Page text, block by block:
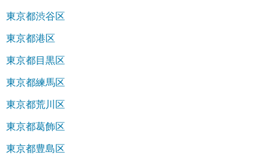
東京都渋谷区
東京都港区
東京都目黒区
東京都練馬区
東京都荒川区
東京都葛飾区
東京都豊島区